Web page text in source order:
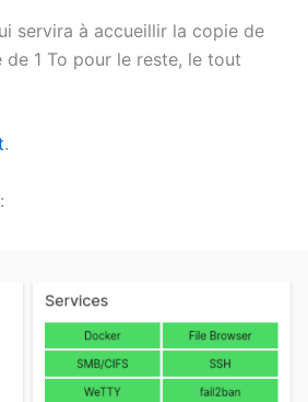
servira à accueillir la copie de
1 To pour le reste, le tout
.